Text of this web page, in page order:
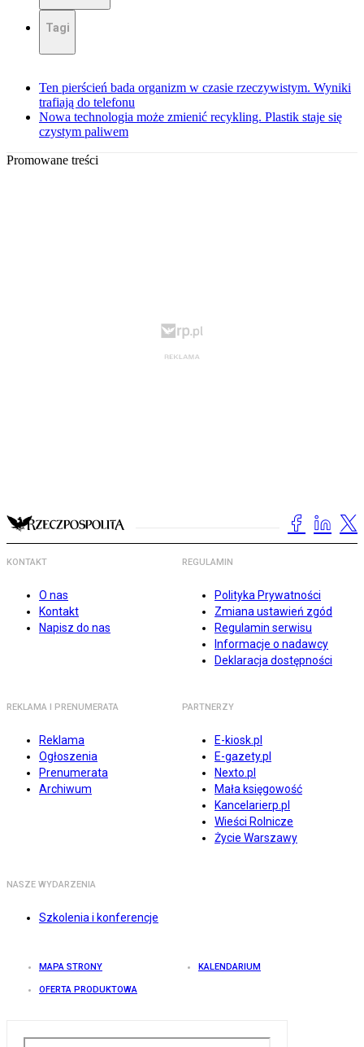
Tagi
Ten pierścień bada organizm w czasie rzeczywistym. Wyniki
trafiają do telefonu
Nowa technologia może zmienić recykling. Plastik staje się
czystym paliwem
Promowane treści
KONTAKT
O nas
Kontakt
Napisz do nas
REGULAMIN
Polityka Prywatności
Zmiana ustawień zgód
Regulamin serwisu
Informacje o nadawcy
Deklaracja dostępności
REKLAMA I PRENUMERATA
Reklama
Ogłoszenia
Prenumerata
Archiwum
PARTNERZY
E-kiosk.pl
E-gazety.pl
Nexto.pl
Mała księgowość
Kancelarierp.pl
Wieści Rolnicze
Życie Warszawy
NASZE WYDARZENIA
Szkolenia i konferencje
MAPA STRONY KALENDARIUM
OFERTA PRODUKTOWA